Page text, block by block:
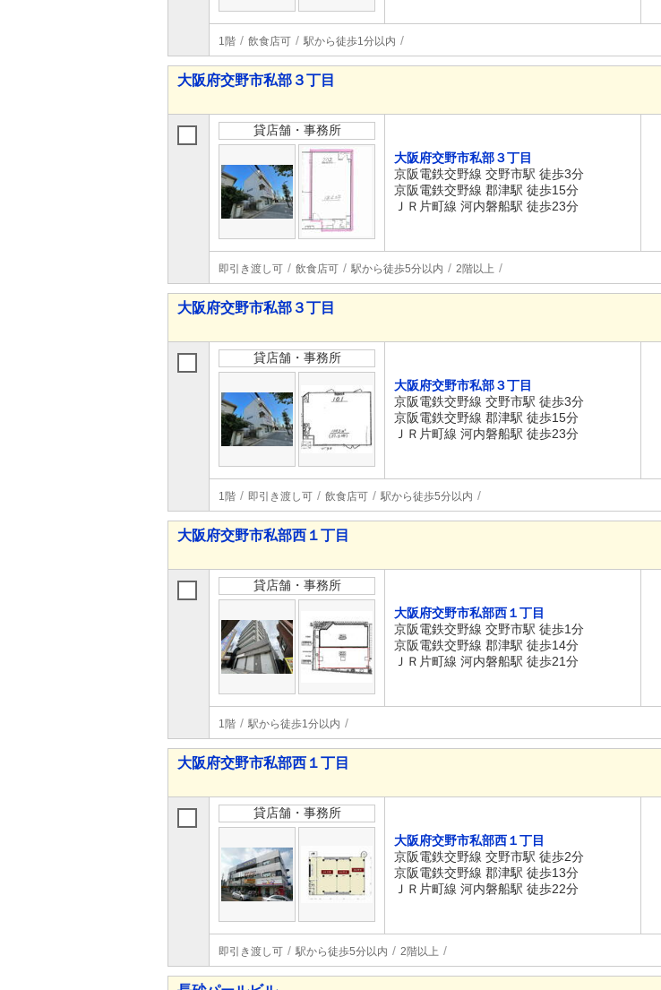
1階 飲食店可 駅から徒歩1分以内
大阪府交野市私部３丁目
貸店舗・事務所
大阪府交野市私部３丁目
京阪電鉄交野線 交野市駅 徒歩3分
京阪電鉄交野線 郡津駅 徒歩15分
ＪＲ片町線 河内磐船駅 徒歩23分
即引き渡し可 飲食店可 駅から徒歩5分以内 2階以上
大阪府交野市私部３丁目
貸店舗・事務所
大阪府交野市私部３丁目
京阪電鉄交野線 交野市駅 徒歩3分
京阪電鉄交野線 郡津駅 徒歩15分
ＪＲ片町線 河内磐船駅 徒歩23分
1階 即引き渡し可 飲食店可 駅から徒歩5分以内
大阪府交野市私部西１丁目
貸店舗・事務所
大阪府交野市私部西１丁目
京阪電鉄交野線 交野市駅 徒歩1分
京阪電鉄交野線 郡津駅 徒歩14分
ＪＲ片町線 河内磐船駅 徒歩21分
1階 駅から徒歩1分以内
大阪府交野市私部西１丁目
貸店舗・事務所
大阪府交野市私部西１丁目
京阪電鉄交野線 交野市駅 徒歩2分
京阪電鉄交野線 郡津駅 徒歩13分
ＪＲ片町線 河内磐船駅 徒歩22分
即引き渡し可 駅から徒歩5分以内 2階以上